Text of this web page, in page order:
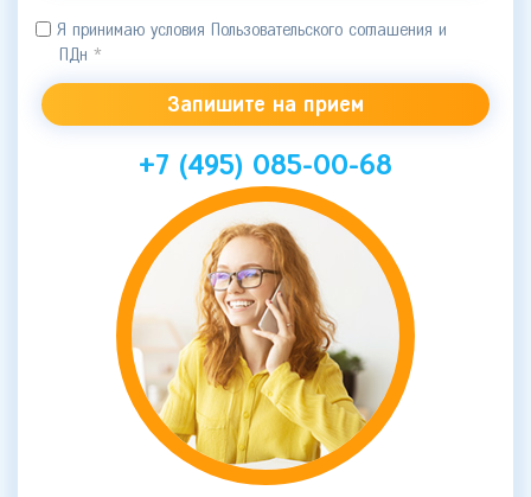
Я принимаю условия Пользовательского соглашения и
ПДн *
+7 (495) 085-00-68